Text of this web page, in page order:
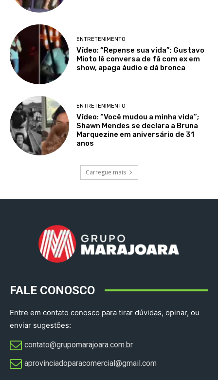
ENTRETENIMENTO
Vídeo: “Repense sua vida”; Gustavo
Mioto lê conversa de fã com ex em
show, apaga áudio e dá bronca
ENTRETENIMENTO
Vídeo: “Você mudou a minha vida”;
Shawn Mendes se declara a Bruna
Marquezine em aniversário de 31
anos
Carregue mais
FALE CONOSCO
Entre em contato conosco para tirar dúvidas, opinar, ou
enviar sugestões:
contato@grupomarajoara.com.br
aprovinciadoparacomercial@gmail.com​